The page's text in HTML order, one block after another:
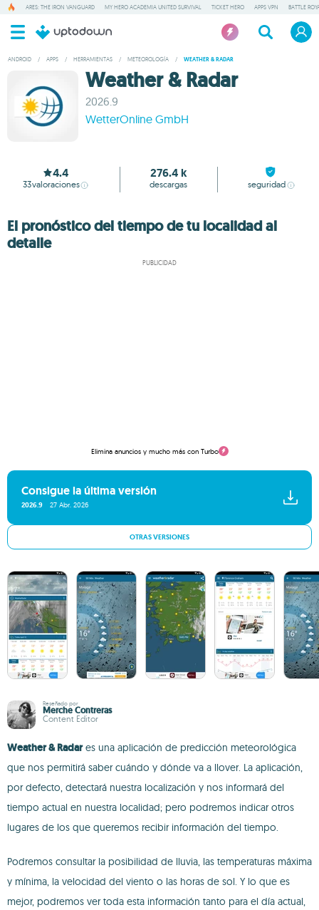
ARES: THE IRON VANGUARD MY HERO ACADEMIA UNITED SURVIVAL TICKET HERO APPS VPN BATTLE
ANDROID / APPS / HERRAMIENTAS / METEOROLOGÍA / WEATHER & RADAR
Weather & Radar
2026.9
WetterOnline GmbH
4.4
33valoraciones
276.4 k
descargas seguridad
El pronóstico del tiempo de tu localidad al
detalle
PUBLICIDAD
Elimina anuncios y mucho más con Turbo
Consigue la última versión
2026.9 27 Abr. 2026
OTRAS VERSIONES
Reseñado por
Merche Contreras
Content Editor
Weather & Radares una aplicación de predicción meteorológica
que nos permitirá saber cuándo y dónde va a llover. La aplicación,
por defecto, detectará nuestra localización y nos informará del
tiempo actual en nuestra localidad; pero podremos indicar otros
lugares de los que queremos recibir información del tiempo.
Podremos consultar la posibilidad de lluvia, las temperaturas máxima
y mínima, la velocidad del viento o las horas de sol. Y lo que es
mejor, podremos ver toda esta información tanto para el día actual,